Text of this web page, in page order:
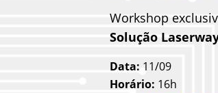
Workshop
Solução
Data: 11/09
Horário: 16h